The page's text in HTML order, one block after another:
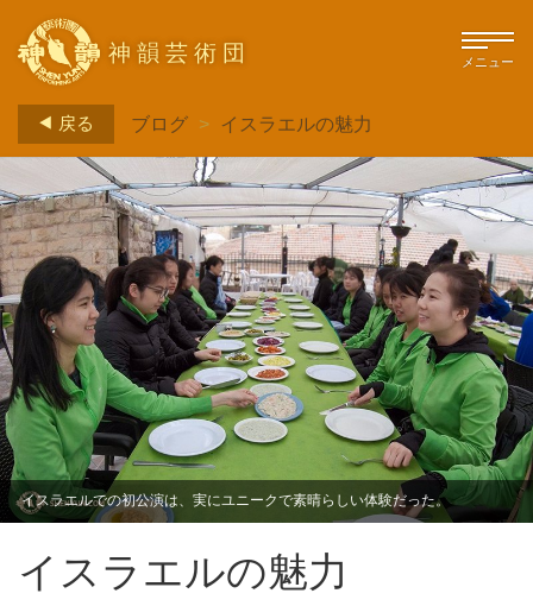
神韻芸術団 メニュー
戻る ブログ > イスラエルの魅力
イスラエルでの初公演は、実にユニークで素晴らしい体験だった。
イスラエルの魅力